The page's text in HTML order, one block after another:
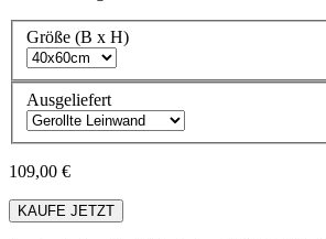
Größe (B x H)
Ausgeliefert
109,00 €
KAUFE JETZT